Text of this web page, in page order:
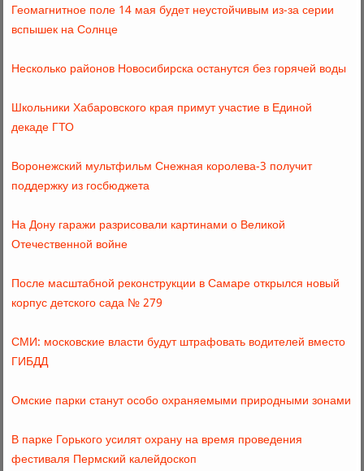
Геомагнитное поле 14 мая будет неустойчивым из-за серии
вспышек на Солнце
Несколько районов Новосибирска останутся без горячей воды
Школьники Хабаровского края примут участие в Единой
декаде ГТО
Воронежский мультфильм Снежная королева-3 получит
поддержку из госбюджета
На Дону гаражи разрисовали картинами о Великой
Отечественной войне
После масштабной реконструкции в Самаре открылся новый
корпус детского сада № 279
СМИ: московские власти будут штрафовать водителей вместо
ГИБДД
Омские парки станут особо охраняемыми природными зонами
В парке Горького усилят охрану на время проведения
фестиваля Пермский калейдоскоп